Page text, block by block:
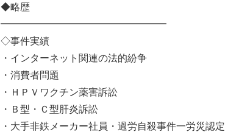
◆略歴
━━━━━━━━━━━━━━━━━
◇事件実績
・インターネット関連の法的紛争
・消費者問題
・ＨＰＶワクチン薬害訴訟
・Ｂ型・Ｃ型肝炎訴訟
・大手非鉄メーカー社員・過労自殺事件一労災認定